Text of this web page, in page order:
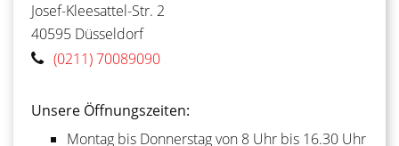
Josef-Kleesattel-Str. 2
40595 Düsseldorf
(0211) 70089090
Unsere Öffnungszeiten:
Montag bis Donnerstag von 8 Uhr bis 16.30 Uhr